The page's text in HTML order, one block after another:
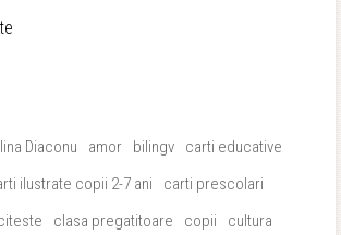
Diaconu amor bilingv
carti educative
ilustrate copii 2-7 ani
carti prescolari
clasa pregatitoare copii
cultura